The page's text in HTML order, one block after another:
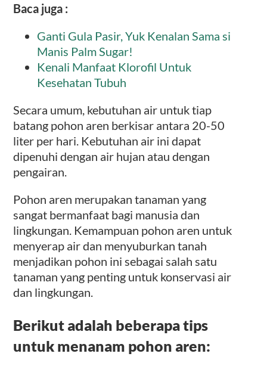
Baca juga :
Ganti Gula Pasir, Yuk Kenalan Sama si
Manis Palm Sugar!
Kenali Manfaat Klorofil Untuk
Kesehatan Tubuh
Secara umum, kebutuhan air untuk tiap
batang pohon aren berkisar antara 20-50
liter per hari. Kebutuhan air ini dapat
dipenuhi dengan air hujan atau dengan
pengairan.
Pohon aren merupakan tanaman yang
sangat bermanfaat bagi manusia dan
lingkungan. Kemampuan pohon aren untuk
menyerap air dan menyuburkan tanah
menjadikan pohon ini sebagai salah satu
tanaman yang penting untuk konservasi air
dan lingkungan.
Berikut adalah beberapa tips
untuk menanam pohon aren: